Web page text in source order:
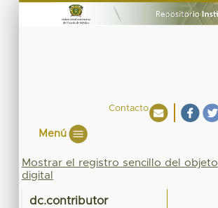
Contacto
Menú
Mostrar el registro sencillo del objeto
digital
dc.contributor